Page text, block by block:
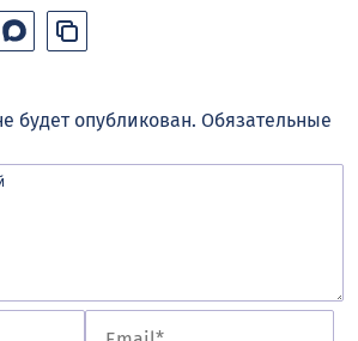
будет опубликован. Обязательные